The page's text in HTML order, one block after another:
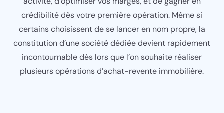
crédibilité dès votre première opération. Même si
certains choisissent de se lancer en nom propre, la
constitution d’une société dédiée devient rapidement
incontournable dès lors que l’on souhaite réaliser
plusieurs opérations d’achat-revente immobilière.